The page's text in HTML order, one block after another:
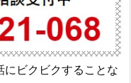
にビクビクすることな